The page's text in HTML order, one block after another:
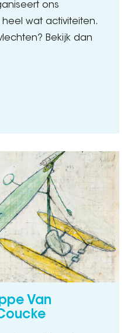
ons
wat activiteiten.
Bekijk dan
Van